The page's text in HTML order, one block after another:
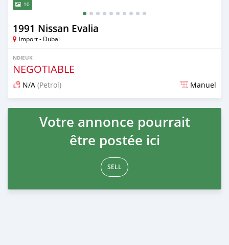
10
1991 Nissan Evalia
Import - Dubai
NDIEUK
NEGOTIABLE
N/A (Petrol) Manuel
Dougal na niou ko depuis almost 6 years
Votre annonce pourrait
être postée ici
SELL